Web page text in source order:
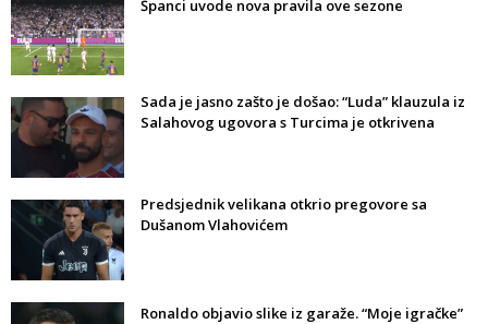
Španci uvode nova pravila ove sezone
Sada je jasno zašto je došao: “Luda” klauzula iz
Salahovog ugovora s Turcima je otkrivena
Predsjednik velikana otkrio pregovore sa
Dušanom Vlahovićem
Ronaldo objavio slike iz garaže. “Moje igračke”